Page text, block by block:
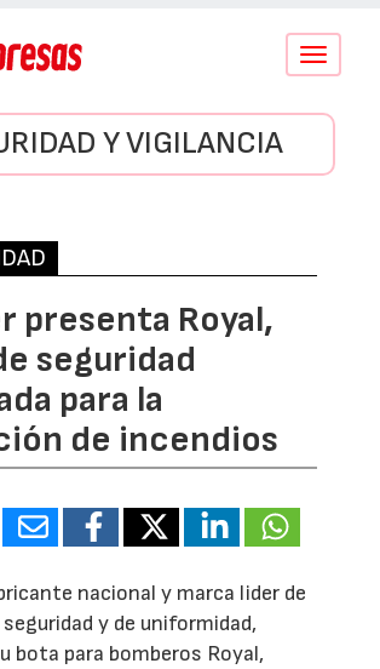
Conmutar
Y VIGILANCIA
presenta Royal,
seguridad
para la
de incendios
nacional y marca lider de
y de uniformidad,
bota para bomberos Royal,